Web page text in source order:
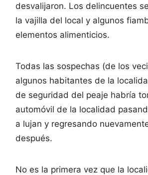
desvalijaron. Los delincuentes
la vajilla del local y algunos
elementos alimenticios.
Todas las sospechas (de los
algunos habitantes de la
de seguridad del peaje habría
automóvil de la localidad
a lujan y regresando
después.
No es la primera vez que la